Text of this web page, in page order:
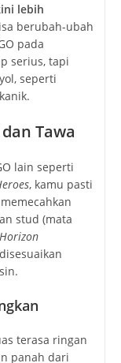
lebih
berubah-ubah
pada
serius, tapi
seperti
Tawa
lain seperti
, kamu pasti
stud (mata
terasa ringan
panah dari